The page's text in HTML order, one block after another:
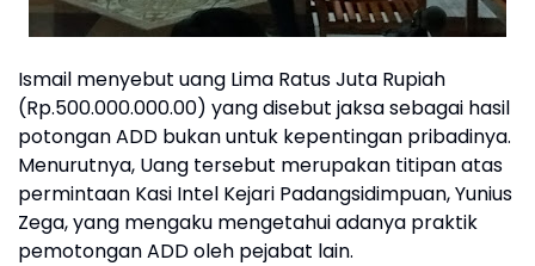
Ismail menyebut uang Lima Ratus Juta Rupiah
(Rp.500.000.000.00) yang disebut jaksa sebagai hasil
potongan ADD bukan untuk kepentingan pribadinya.
Menurutnya, Uang tersebut merupakan titipan atas
permintaan Kasi Intel Kejari Padangsidimpuan, Yunius
Zega, yang mengaku mengetahui adanya praktik
pemotongan ADD oleh pejabat lain.